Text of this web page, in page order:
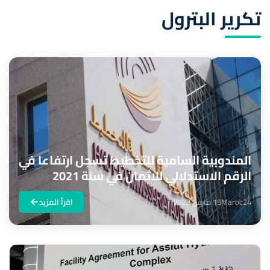
تكرير البترول
المندوبية السامية للتخطيط تسجل ارتفاعا في
الرقم الاستدلالي للاثمان في سنة 2021
Maroc2415 مارس 2022 اقرأ المزيد